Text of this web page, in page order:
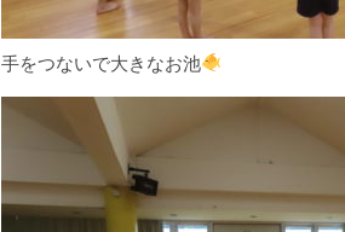
手をつないで大きなお池